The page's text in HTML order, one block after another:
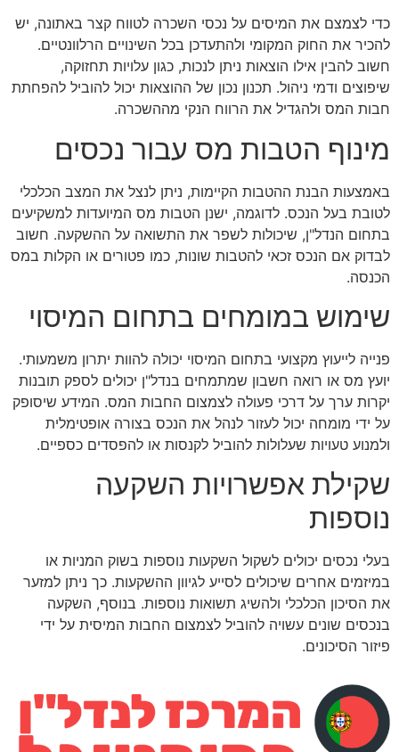
כדי לצמצם את המיסים על נכסי השכרה לטווח קצר באתונה, יש
להכיר את החוק המקומי ולהתעדכן בכל השינויים הרלוונטיים.
חשוב להבין אילו הוצאות ניתן לנכות, כגון עלויות תחזוקה,
שיפוצים ודמי ניהול. תכנון נכון של ההוצאות יכול להוביל להפחתת
חבות המס ולהגדיל את הרווח הנקי מההשכרה.
מינוף הטבות מס עבור נכסים
באמצעות הבנת ההטבות הקיימות, ניתן לנצל את המצב הכלכלי
לטובת בעל הנכס. לדוגמה, ישנן הטבות מס המיועדות למשקיעים
בתחום הנדל"ן, שיכולות לשפר את התשואה על ההשקעה. חשוב
לבדוק אם הנכס זכאי להטבות שונות, כמו פטורים או הקלות במס
הכנסה.
שימוש במומחים בתחום המיסוי
פנייה לייעוץ מקצועי בתחום המיסוי יכולה להוות יתרון משמעותי.
יועץ מס או רואה חשבון שמתמחים בנדל"ן יכולים לספק תובנות
יקרות ערך על דרכי פעולה לצמצום החבות המס. המידע שיסופק
על ידי מומחה יכול לעזור לנהל את הנכס בצורה אופטימלית
ולמנוע טעויות שעלולות להוביל לקנסות או להפסדים כספיים.
שקילת אפשרויות השקעה
נוספות
בעלי נכסים יכולים לשקול השקעות נוספות בשוק המניות או
במיזמים אחרים שיכולים לסייע לגיוון ההשקעות. כך ניתן למזער
את הסיכון הכלכלי ולהשיג תשואות נוספות. בנוסף, השקעה
בנכסים שונים עשויה להוביל לצמצום החבות המיסית על ידי
פיזור הסיכונים.